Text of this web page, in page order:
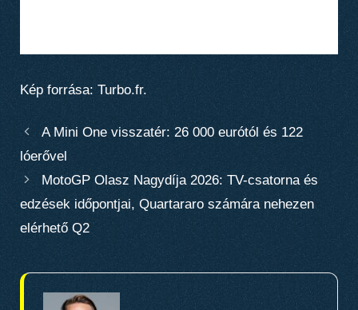
Kép forrása: Turbo.fr.
A Mini One visszatér: 26 000 eurótól és 122
lóerővel
MotoGP Olasz Nagydíja 2026: TV-csatorna és
edzések időpontjai, Quartararo számára nehezen
elérhető Q2